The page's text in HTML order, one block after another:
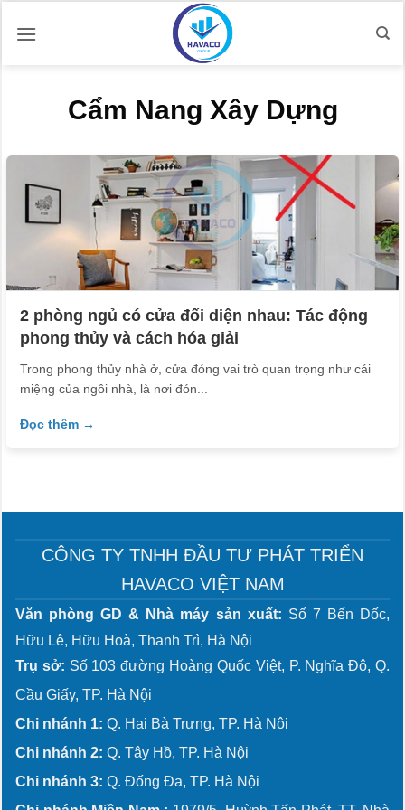
qua
Cẩm Nang Xây Dựng
2 phòng ngủ có cửa đối diện nhau: Tác động
phong thủy và cách hóa giải
Trong phong thủy nhà ở, cửa đóng vai trò quan trọng như cái
miệng của ngôi nhà, là nơi đón...
Đọc thêm →
CÔNG TY TNHH ĐẦU TƯ PHÁT TRIỂN
HAVACO VIỆT NAM
Văn phòng GD & Nhà máy sản xuất: Số 7 Bến Dốc,
Hữu Lê, Hữu Hoà, Thanh Trì, Hà Nội
Trụ sở: Số 103 đường Hoàng Quốc Việt, P. Nghĩa Đô, Q.
Cầu Giấy, TP. Hà Nội
Chi nhánh 1: Q. Hai Bà Trưng, TP. Hà Nội
Chi nhánh 2: Q. Tây Hồ, TP. Hà Nội
Chi nhánh 3: Q. Đống Đa, TP. Hà Nội